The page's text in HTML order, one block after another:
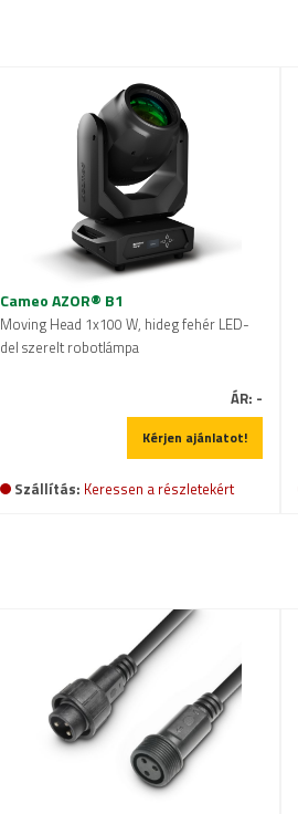
Cameo AZOR® B1
Moving Head 1x100 W, hideg fehér LED-
del szerelt robotlámpa
ÁR: -
Kérjen ajánlatot!
Szállítás: Keressen a részletekért